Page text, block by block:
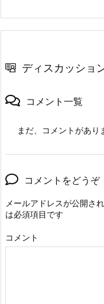
ディスカッショ
コメント一覧
まだ、コメントがあり
コメントをどうぞ
メールアドレスが公開さ
は必須項目です
コメント